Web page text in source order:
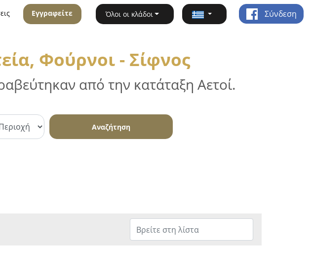
Εγγραφείτε Όλοι οι κλάδοι Σύνδεση
Φούρνοι - Σίφνος
από την κατάταξη Αετοί.
Αναζήτηση